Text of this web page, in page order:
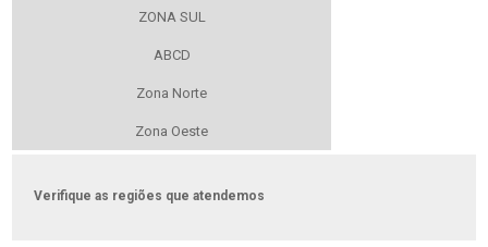
ZONA SUL
ABCD
Zona Norte
Zona Oeste
Verifique as regiões que atendemos